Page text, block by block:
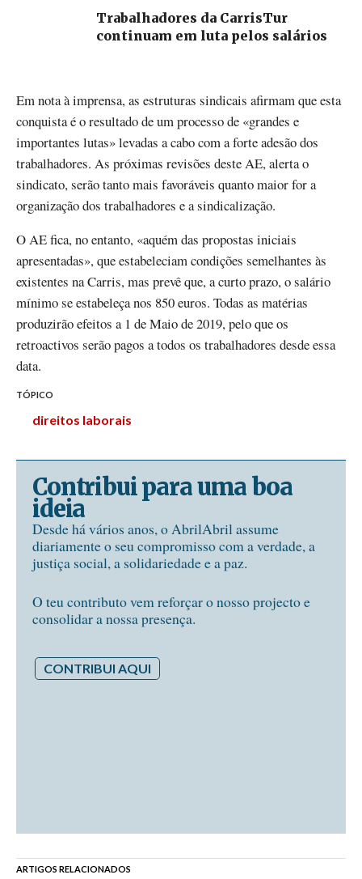
Trabalhadores da CarrisTur
continuam em luta pelos salários
Em nota à imprensa, as estruturas sindicais afirmam que esta
conquista é o resultado de um processo de «grandes e
importantes lutas» levadas a cabo com a forte adesão dos
trabalhadores. As próximas revisões deste AE, alerta o
sindicato, serão tanto mais favoráveis quanto maior for a
organização dos trabalhadores e a sindicalização.
O AE fica, no entanto, «aquém das propostas iniciais
apresentadas», que estabeleciam condições semelhantes às
existentes na Carris, mas prevê que, a curto prazo, o salário
mínimo se estabeleça nos 850 euros. Todas as matérias
produzirão efeitos a 1 de Maio de 2019, pelo que os
retroactivos serão pagos a todos os trabalhadores desde essa
data.
TÓPICO
direitos laborais
Contribui para uma boa
ideia
Desde há vários anos, o AbrilAbril assume
diariamente o seu compromisso com a verdade, a
justiça social, a solidariedade e a paz.
O teu contributo vem reforçar o nosso projecto e
consolidar a nossa presença.
CONTRIBUI AQUI
ARTIGOS RELACIONADOS